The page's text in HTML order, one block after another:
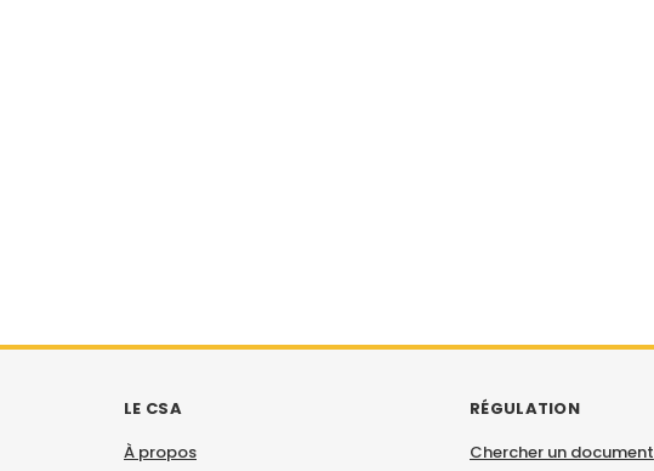
LE CSA
À propos
RÉGULATION
Chercher un document